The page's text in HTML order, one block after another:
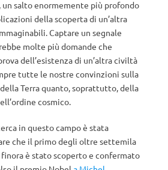
un salto enormemente più profondo
della scoperta di un’altra
Captare un segnale
molte più domande che
dell’esistenza di un’altra civiltà
tutte le nostre convinzioni sulla
Terra quanto, soprattutto, della
cosmico.
in questo campo è stata
che il primo degli oltre settemila
è stato scoperto e confermato